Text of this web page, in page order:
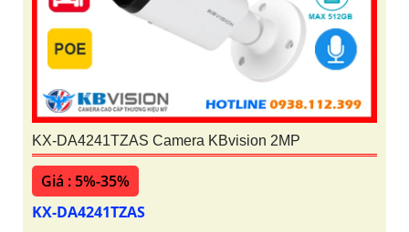
KX-DA4241TZAS Camera KBvision 2MP
Giá : 5%-35%
KX-DA4241TZAS